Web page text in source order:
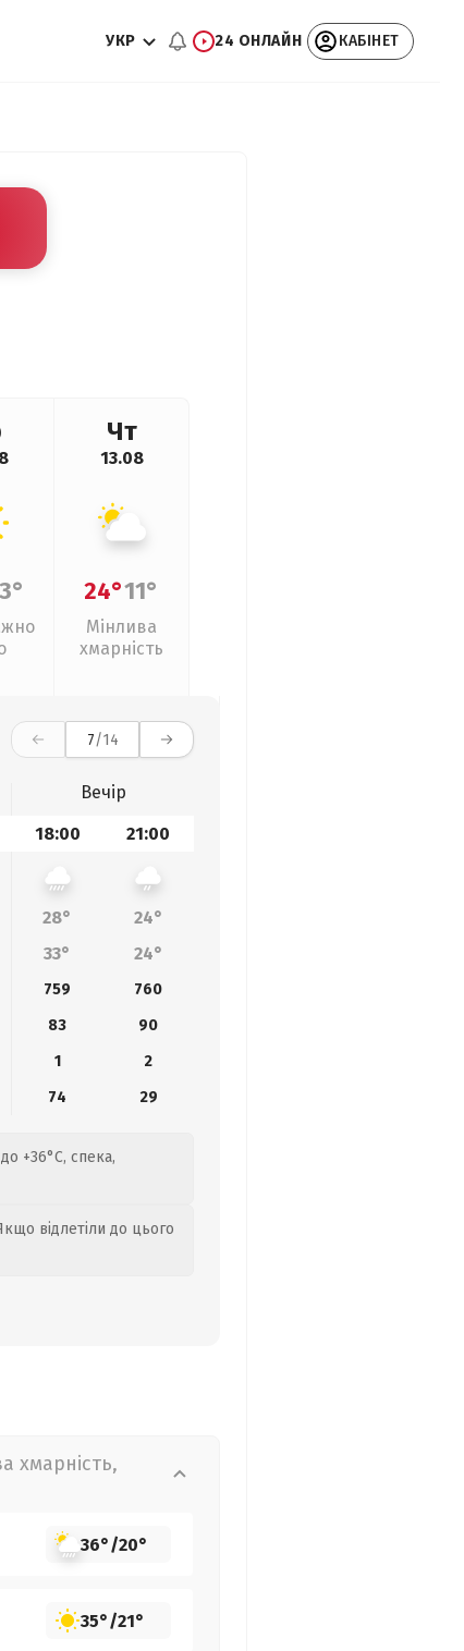
УКР 24 ОНЛАЙН КАБІНЕТ
Чт
13.08
24°11°
Мінлива
хмарність
7/14
Вечір
18:00 21:00
28°
24°
33° 24°
759
760
83
90
1
2
74 29
+36°C, спека,
відлетіли до цього
хмарність,
36°/20°
35°/21°